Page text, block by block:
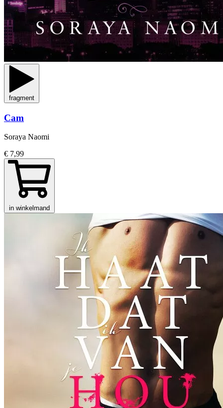
fragment
Cam
Soraya Naomi
€ 7,99
in winkelmand